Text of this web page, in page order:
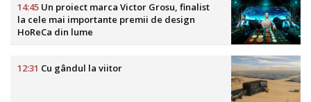
14:45 Un proiect marca Victor Grosu, finalist
la cele mai importante premii de design
HoReCa din lume
12:31 Cu gândul la viitor